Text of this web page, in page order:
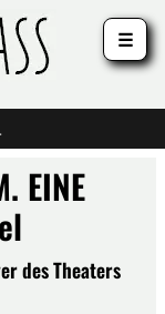
Basel
EINE
des Theaters
☰